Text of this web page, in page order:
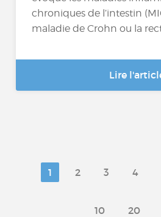
chroniques de l’intestin
maladie de Crohn ou la
Lire
1 2 3 4
10 20